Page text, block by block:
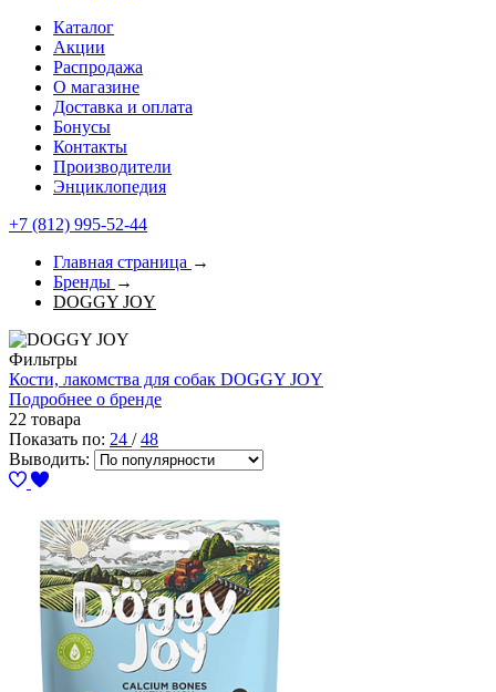
Каталог
Акции
Распродажа
О магазине
Доставка и оплата
Бонусы
Контакты
Производители
Энциклопедия
+7 (812) 995-52-44
Главная страница →
Бренды →
DOGGY JOY
Фильтры
Кости, лакомства для собак DOGGY JOY
Подробнее о бренде
22 товара
Показать по: 24 /48
Выводить: